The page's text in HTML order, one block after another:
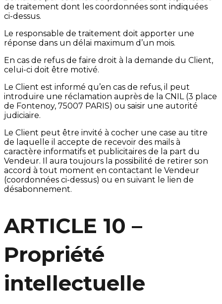
de traitement dont les coordonnées sont indiquées
ci-dessus.
Le responsable de traitement doit apporter une
réponse dans un délai maximum d’un mois.
En cas de refus de faire droit à la demande du Client,
celui-ci doit être motivé.
Le Client est informé qu’en cas de refus, il peut
introduire une réclamation auprès de la CNIL (3 place
de Fontenoy, 75007 PARIS) ou saisir une autorité
judiciaire.
Le Client peut être invité à cocher une case au titre
de laquelle il accepte de recevoir des mails à
caractère informatifs et publicitaires de la part du
Vendeur. Il aura toujours la possibilité de retirer son
accord à tout moment en contactant le Vendeur
(coordonnées ci-dessus) ou en suivant le lien de
désabonnement.
ARTICLE 10 –
Propriété
intellectuelle